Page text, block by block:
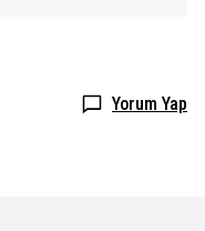
Yorum Yap